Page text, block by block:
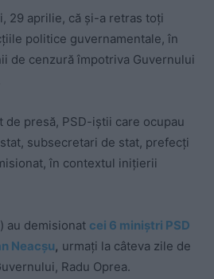
29 aprilie, că și-a retras toți
politice guvernamentale, în
de cenzură împotriva Guvernului
presă, PSD-iștii care ocupau
subsecretari de stat, prefecți
în contextul inițierii
au demisionat cei 6 miniștri PSD
Neacșu, urmați la câteva zile de
Radu Oprea.